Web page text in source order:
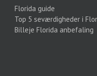
Florida guide
Top 5 seværdigheder i
Billeje Florida anbefaling